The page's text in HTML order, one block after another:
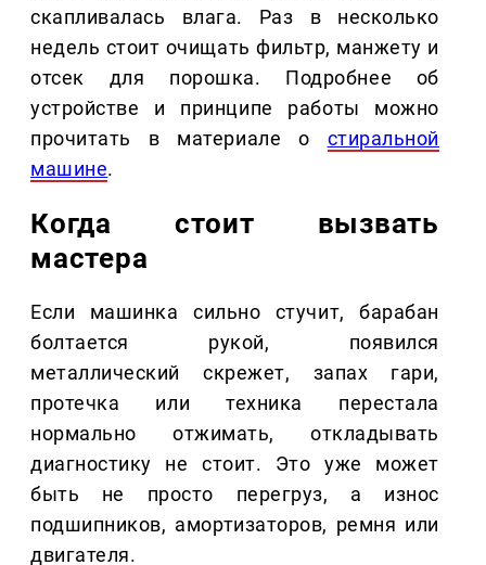
скапливалась влага. Раз в несколько
недель стоит очищать фильтр, манжету и
отсек для порошка. Подробнее об
устройстве и принципе работы можно
прочитать в материале о стиральной
машине.
Когда стоит вызвать
мастера
Если машинка сильно стучит, барабан
болтается рукой, появился
металлический скрежет, запах гари,
протечка или техника перестала
нормально отжимать, откладывать
диагностику не стоит. Это уже может
быть не просто перегруз, а износ
подшипников, амортизаторов, ремня или
двигателя.